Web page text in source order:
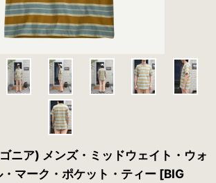
ニア) メンズ・ミッドウェイト・ウォ
マーク・ポケット・ティー [BIG